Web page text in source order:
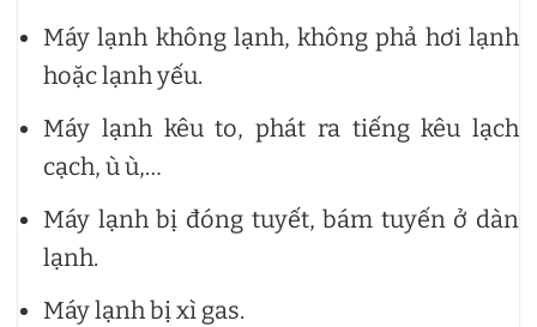
Máy lạnh không lạnh, không phả hơi lạnh
hoặc lạnh yếu.
Máy lạnh kêu to, phát ra tiếng kêu lạch
cạch, ù ù,…
Máy lạnh bị đóng tuyết, bám tuyến ở dàn
lạnh.
Máy lạnh bị xì gas.